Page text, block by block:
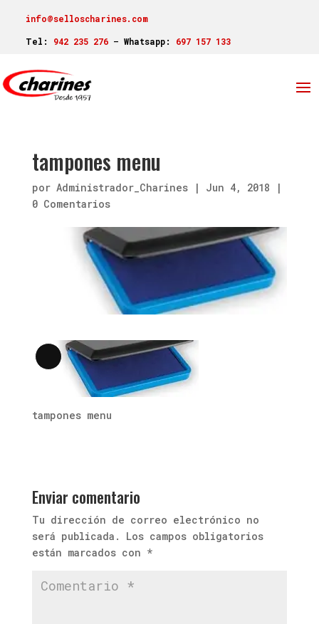
info@selloscharines.com
Tel: 942 235 276– Whatsapp: 697 157 133
tampones menu
por Administrador_Charines| Jun 4, 2018 |
0 Comentarios
Larga
descripción
tampones menu
Enviar comentario
Tu dirección de correo electrónico no
será publicada.
Los campos obligatorios
están marcados con *